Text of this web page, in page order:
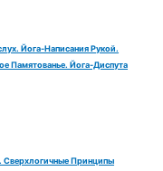
Йога-Написания Рукой.
Памятованье. Йога-Диспута
Сверхлогичные Принципы